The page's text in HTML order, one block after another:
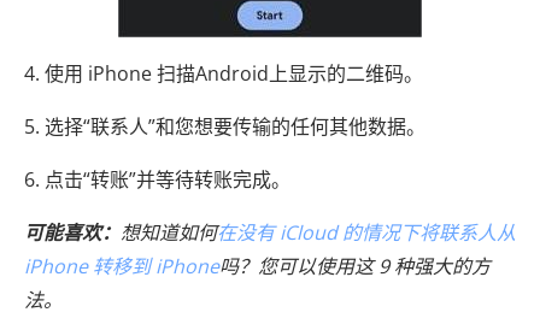
4. 使用 iPhone 扫描Android上显示的二维码。
5. 选择“联系人”和您想要传输的任何其他数据。
6. 点击“转账”并等待转账完成。
可能喜欢： 想知道如何在没有 iCloud 的情况下将联系人从
iPhone 转移到 iPhone吗？您可以使用这 9 种强大的方
法。